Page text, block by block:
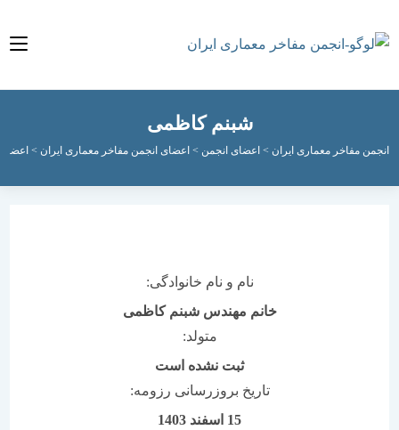
شبنم کاظمی
مفاخر معماری ایران > اعضای انجمن>اعضای انجمن مفاخر معماری ایران > اعضای فعال
نام و نام خانوادگی:
خانم مهندس شبنم کاظمی
ثبت نشده است
تاریخ بروزرسانی رزومه: